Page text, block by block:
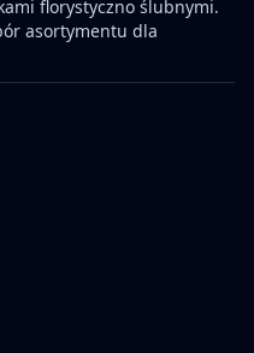
florystyczno ślubnymi.
asortymentu dla